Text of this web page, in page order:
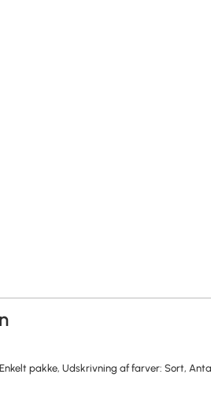
Enkelt pakke, Udskrivning af farver: Sort,